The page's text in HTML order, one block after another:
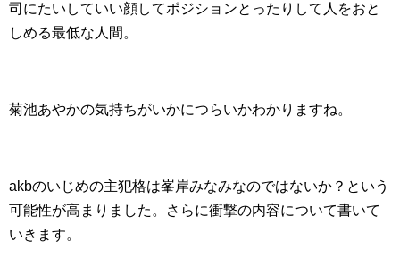
司にたいしていい顔してポジションとったりして人をおと
しめる最低な人間。
菊池あやかの気持ちがいかにつらいかわかりますね。
akbのいじめの主犯格は峯岸みなみなのではないか？という
可能性が高まりました。さらに衝撃の内容について書いて
いきます。